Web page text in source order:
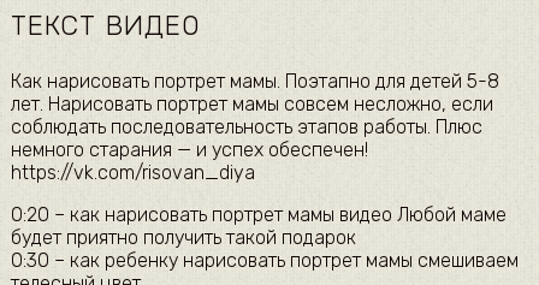
ТЕКСТ ВИДЕО
Как нарисовать портрет мамы. Поэтапно для детей 5-8
лет. Нарисовать портрет мамы совсем несложно, если
соблюдать последовательность этапов работы. Плюс
немного старания — и успех обеспечен!
https://vk.com/risovan_diya
0:20 – как нарисовать портрет мамы видео Любой маме
будет приятно получить такой подарок
0:30 – как ребенку нарисовать портрет мамы смешиваем